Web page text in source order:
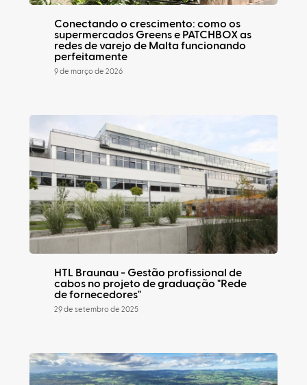
Conectando o crescimento: como os
supermercados Greens e PATCHBOX as
redes de varejo de Malta funcionando
perfeitamente
9 de março de 2026
HTL Braunau - Gestão profissional de
cabos no projeto de graduação "Rede
de fornecedores"
29 de setembro de 2025